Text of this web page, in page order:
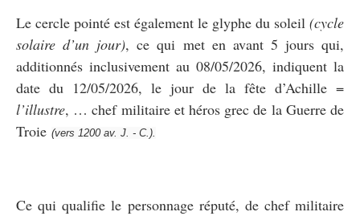
Le cercle pointé est également le glyphe du soleil (cycle
solaire d’un jour), ce qui met en avant 5 jours qui,
additionnés inclusivement au 08/05/2026, indiquent la
date du 12/05/2026, le jour de la fête d’Achille =
l’illustre, … chef militaire et héros grec de la Guerre de
Troie (vers 1200 av. J. - C.).
Ce qui qualifie le personnage réputé, de chef militaire